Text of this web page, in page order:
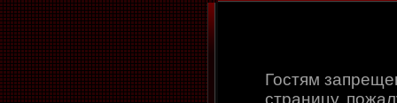
Гостям
страницу,